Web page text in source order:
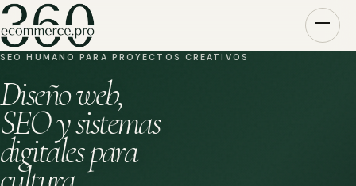
SEO HUMANO PARA PROYECTOS CREATIVOS
Diseño web,
SEO y sistemas
digitales para